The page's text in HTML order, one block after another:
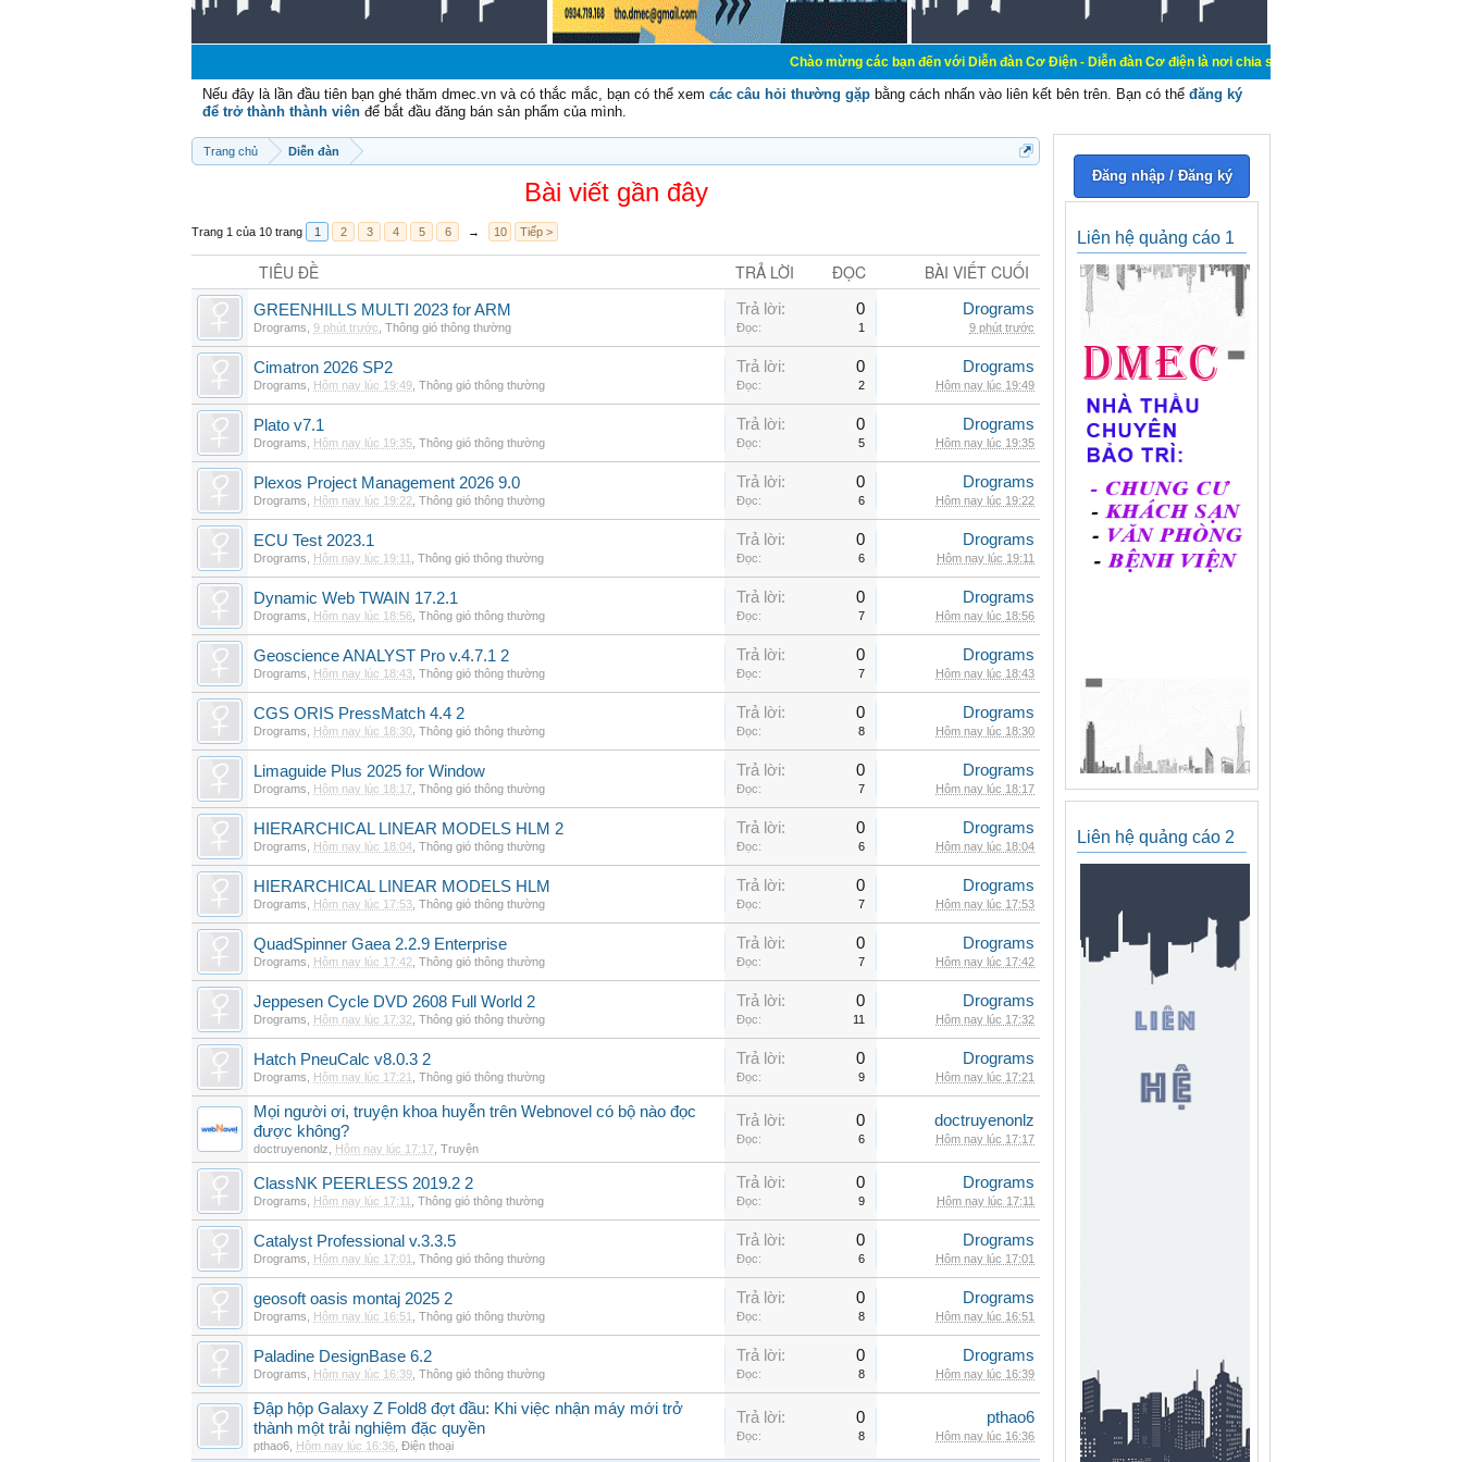
Chào mừng các bạn đến với Diễn đàn Cơ Điện - Diễn đàn Cơ điện là nơi chia sẽ kiến thức kinh nghiệm trong lãnh vực
Nếu đây là lần đầu tiên bạn ghé thăm dmec.vn và có thắc mắc, bạn có thể xem các câu hỏi thường gặp bằng cách nhấn vào liên kết bên trên. Bạn có thể đăng ký
để trở thành thành viên để bắt đầu đăng bán sản phẩm của mình.
Trang chủ Diễn đàn
Bài viết gần đây
Trang 1 của 10 trang 1 2 3 4 5 6 → 10 Tiếp >
TIÊU ĐỀ TRẢ LỜI ĐỌC BÀI VIẾT CUỐI
GREENHILLS MULTI 2023 for ARM
Drograms 9 phút trước Thông gió thông thường
Trả lời: 0
Đọc: 1
Drograms
9 phút trước
Cimatron 2026 SP2
Drograms Hôm nay lúc 19:49 Thông gió thông thường
Trả lời: 0
Đọc: 2
Drograms
Hôm nay lúc 19:49
Plato v7.1
Drograms Hôm nay lúc 19:35 Thông gió thông thường
Trả lời: 0
Đọc: 5
Drograms
Hôm nay lúc 19:35
Plexos Project Management 2026 9.0
Drograms Hôm nay lúc 19:22 Thông gió thông thường
Trả lời: 0
Đọc: 6
Drograms
Hôm nay lúc 19:22
ECU Test 2023.1
Drograms Hôm nay lúc 19:11 Thông gió thông thường
Trả lời: 0
Đọc: 6
Drograms
Hôm nay lúc 19:11
Dynamic Web TWAIN 17.2.1
Drograms Hôm nay lúc 18:56 Thông gió thông thường
Trả lời: 0
Đọc: 7
Drograms
Hôm nay lúc 18:56
Geoscience ANALYST Pro v.4.7.1 2
Drograms Hôm nay lúc 18:43 Thông gió thông thường
Trả lời: 0
Đọc: 7
Drograms
Hôm nay lúc 18:43
CGS ORIS PressMatch 4.4 2
Drograms Hôm nay lúc 18:30 Thông gió thông thường
Trả lời: 0
Đọc: 8
Drograms
Hôm nay lúc 18:30
Limaguide Plus 2025 for Window
Drograms Hôm nay lúc 18:17 Thông gió thông thường
Trả lời: 0
Đọc: 7
Drograms
Hôm nay lúc 18:17
HIERARCHICAL LINEAR MODELS HLM 2
Drograms Hôm nay lúc 18:04 Thông gió thông thường
Trả lời: 0
Đọc: 6
Drograms
Hôm nay lúc 18:04
HIERARCHICAL LINEAR MODELS HLM
Drograms Hôm nay lúc 17:53 Thông gió thông thường
Trả lời: 0
Đọc: 7
Drograms
Hôm nay lúc 17:53
QuadSpinner Gaea 2.2.9 Enterprise
Drograms Hôm nay lúc 17:42 Thông gió thông thường
Trả lời: 0
Đọc: 7
Drograms
Hôm nay lúc 17:42
Jeppesen Cycle DVD 2608 Full World 2
Drograms Hôm nay lúc 17:32 Thông gió thông thường
Trả lời: 0
Đọc: 11
Drograms
Hôm nay lúc 17:32
Hatch PneuCalc v8.0.3 2
Drograms Hôm nay lúc 17:21 Thông gió thông thường
Trả lời: 0
Đọc: 9
Drograms
Hôm nay lúc 17:21
Mọi người ơi, truyện khoa huyễn trên Webnovel có bộ nào đọc
được không?
doctruyenonlz Hôm nay lúc 17:17 Truyện
Trả lời: 0
Đọc: 6
doctruyenonlz
Hôm nay lúc 17:17
ClassNK PEERLESS 2019.2 2
Drograms Hôm nay lúc 17:11 Thông gió thông thường
Trả lời: 0
Đọc: 9
Drograms
Hôm nay lúc 17:11
Catalyst Professional v.3.3.5
Drograms Hôm nay lúc 17:01 Thông gió thông thường
Trả lời: 0
Đọc: 6
Drograms
Hôm nay lúc 17:01
geosoft oasis montaj 2025 2
Drograms Hôm nay lúc 16:51 Thông gió thông thường
Trả lời: 0
Đọc: 8
Drograms
Hôm nay lúc 16:51
Paladine DesignBase 6.2
Drograms Hôm nay lúc 16:39 Thông gió thông thường
Trả lời: 0
Đọc: 8
Drograms
Hôm nay lúc 16:39
Đập hộp Galaxy Z Fold8 đợt đầu: Khi việc nhận máy mới trở
thành một trải nghiệm đặc quyền
pthao6 Hôm nay lúc 16:36 Điện thoại
Trả lời: 0
Đọc: 8
pthao6
Hôm nay lúc 16:36
Đăng nhập / Đăng ký
Liên hệ quảng cáo 1
Liên hệ quảng cáo 2